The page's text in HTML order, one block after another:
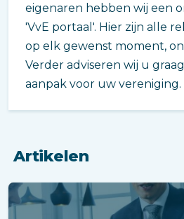
eigenaren hebben wij een
'VvE portaal'. Hier zijn alle
op elk gewenst moment,
Verder adviseren wij u
aanpak voor uw vereniging.
Artikelen